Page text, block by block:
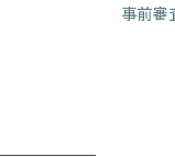
事前審